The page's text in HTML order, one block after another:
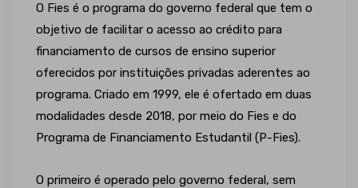
O Fies é o programa do governo federal que tem o
objetivo de facilitar o acesso ao crédito para
financiamento de cursos de ensino superior
oferecidos por instituições privadas aderentes ao
programa. Criado em 1999, ele é ofertado em duas
modalidades desde 2018, por meio do Fies e do
Programa de Financiamento Estudantil (P-Fies).
O primeiro é operado pelo governo federal, sem